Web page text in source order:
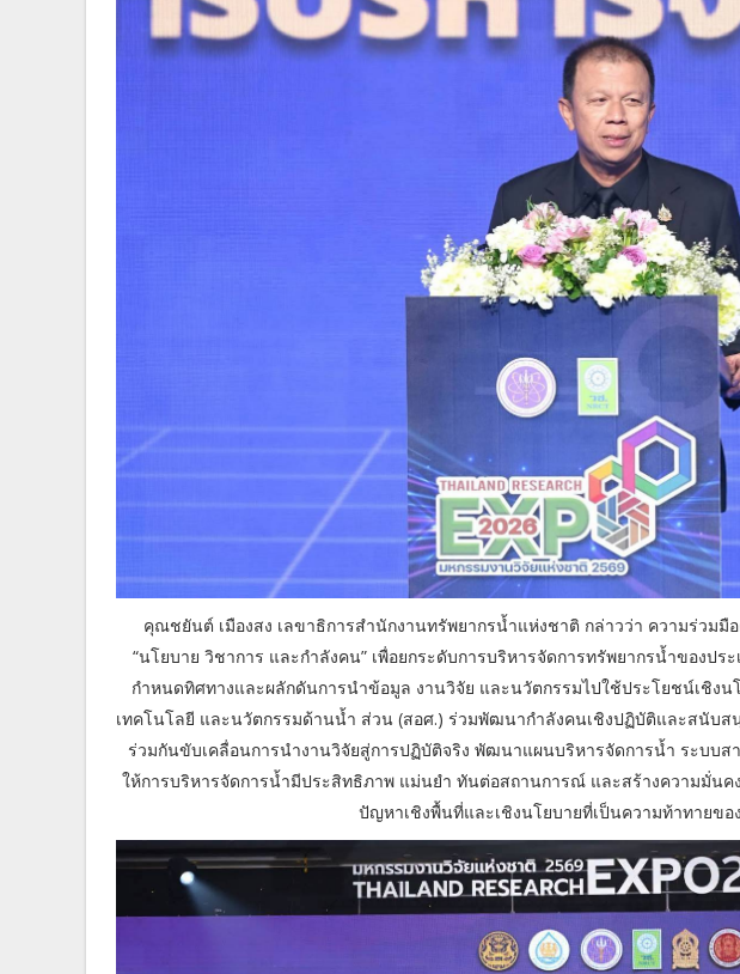
คุณชยันต์ เมืองสง เลขาธิการสำนักงานทรัพยากรน้ำแห่งชาติ กล่าวว่า ความร่วม
“นโยบาย วิชาการ และกำลังคน” เพื่อยกระดับการบริหารจัดการทรัพยากรน้ำของป
กำหนดทิศทางและผลักดันการนำข้อมูล งานวิจัย และนวัตกรรมไปใช้ประโยชน์เชิง
เทคโนโลยี และนวัตกรรมด้านน้ำ ส่วน (สอศ.) ร่วมพัฒนากำลังคนเชิงปฏิบัติและสนับ
ร่วมกันขับเคลื่อนการนำงานวิจัยสู่การปฏิบัติจริง พัฒนาแผนบริหารจัดการน้ำ ระบบส
ให้การบริหารจัดการน้ำมีประสิทธิภาพ แม่นยำ ทันต่อสถานการณ์ และสร้างความมั่น
ปัญหาเชิงพื้นที่และเชิงนโยบายที่เป็นความท้าทายขอ